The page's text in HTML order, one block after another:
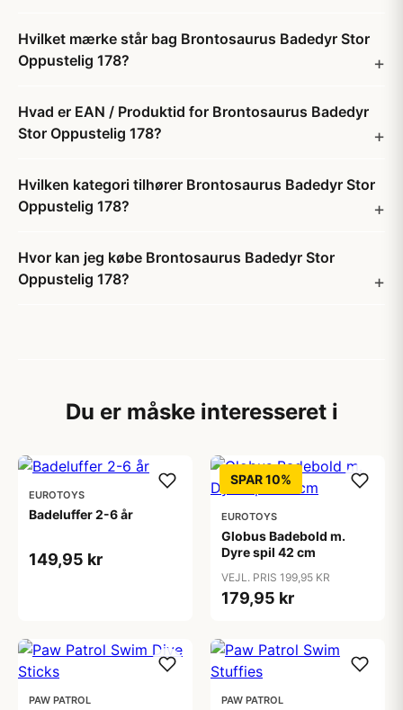
Hvilket mærke står bag Brontosaurus Badedyr Stor
Oppustelig 178?
Hvad er EAN / Produktid for Brontosaurus Badedyr
Stor Oppustelig 178?
Hvilken kategori tilhører Brontosaurus Badedyr Stor
Oppustelig 178?
Hvor kan jeg købe Brontosaurus Badedyr Stor
Oppustelig 178?
Du er måske interesseret i
EUROTOYS
Badeluffer 2-6 år
149,95 kr
SPAR 10%
EUROTOYS
Globus Badebold m.
Dyre spil 42 cm
VEJL. PRIS 199,95 KR
179,95 kr
PAW PATROL PAW PATROL